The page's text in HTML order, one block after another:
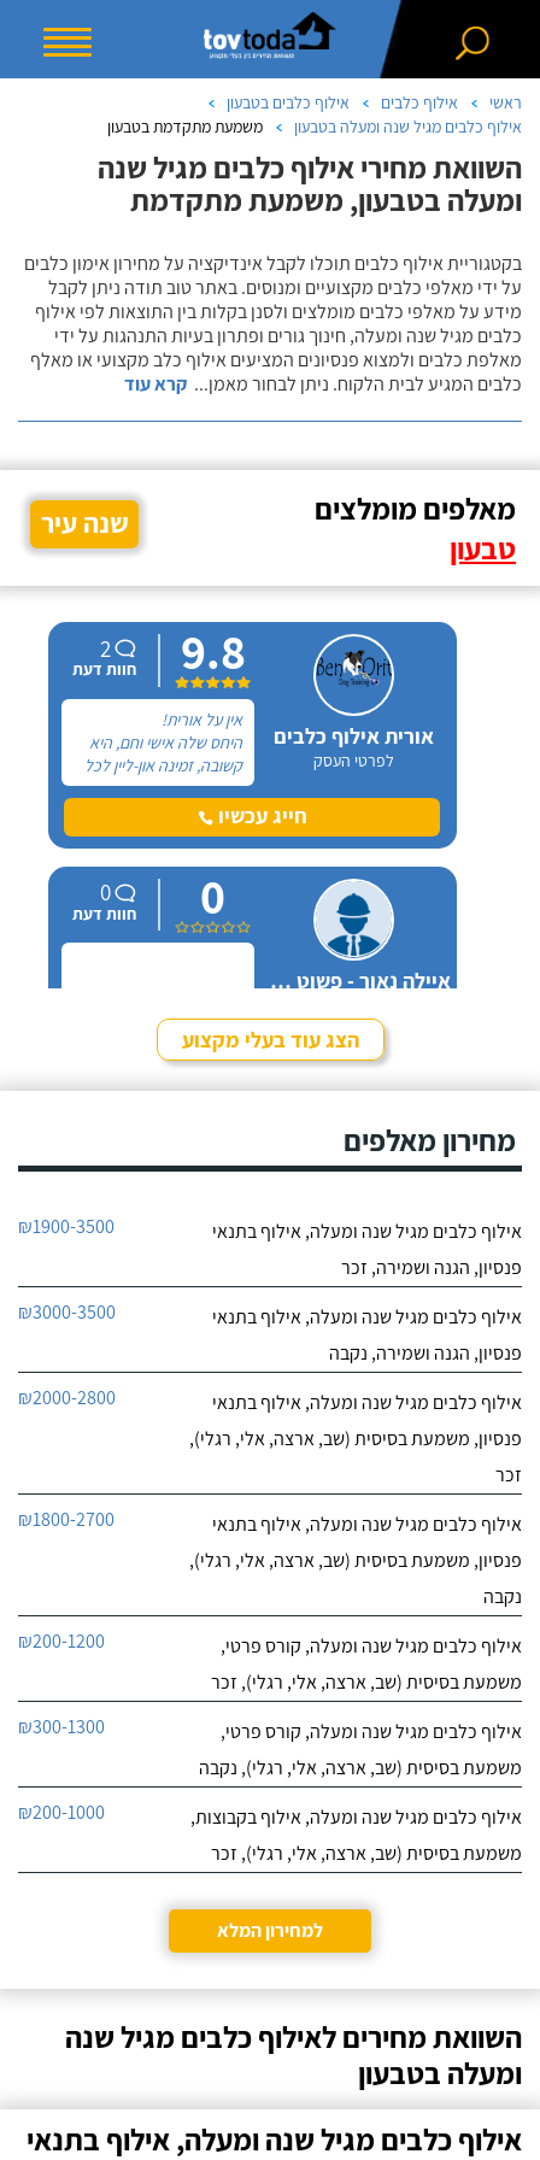
ראשי אילוף כלבים
אילוף כלבים בטבעון
אילוף כלבים מגיל שנה ומעלה בטבעון
משמעת מתקדמת בטבעון
השוואת מחירי אילוף כלבים מגיל שנה
ומעלה בטבעון, משמעת מתקדמת
בקטגוריית אילוף כלבים תוכלו לקבל אינדיקציה על מחירון אימון כלבים
על ידי מאלפי כלבים מקצועיים ומנוסים. באתר טוב תודה ניתן לקבל
מידע על מאלפי כלבים מומלצים ולסנן בקלות בין התוצאות לפי אילוף
כלבים מגיל שנה ומעלה, חינוך גורים ופתרון בעיות התנהגות על ידי
מאלפת כלבים ולמצוא פנסיונים המציעים אילוף כלב מקצועי או מאלף
כלבים המגיע לבית הלקוח. ניתן לבחור מאמן... קרא עוד
מאלפים מומלצים
טבעון
שנה עיר
אורית אילוף כלבים
לפרטי העסק
9.8
2
חוות דעת
אין על אורית!
היחס שלה אישי וחם, היא
קשובה, זמינה און-ליין לכל
שאלה ובאמת שמגיעות לה
רק מחמאות. אל אורית
פניתי בעקבות החלטה
הביתה, היא הסבירה לנו
בדיוק במה זה כרוך כדי
שנהיה בטוחים שאנחנו
מוכנים לעשות את הצעד
חייג עכשיו
איילה נאור - פשוט מאלפת בחיפה
0
0
חוות דעת
חייג עכשיו
ניצן אילוף כלבים על הכנרת
חייג עכשיו
הצג עוד בעלי מקצוע
מחירון מאלפים
אילוף כלבים מגיל שנה ומעלה, אילוף בתנאי
פנסיון, הגנה ושמירה, זכר
₪1900-3500
אילוף כלבים מגיל שנה ומעלה, אילוף בתנאי
פנסיון, הגנה ושמירה, נקבה
₪3000-3500
אילוף כלבים מגיל שנה ומעלה, אילוף בתנאי
פנסיון, משמעת בסיסית (שב, ארצה, אלי, רגלי),
זכר
₪2000-2800
אילוף כלבים מגיל שנה ומעלה, אילוף בתנאי
פנסיון, משמעת בסיסית (שב, ארצה, אלי, רגלי),
נקבה
₪1800-2700
אילוף כלבים מגיל שנה ומעלה, קורס פרטי,
משמעת בסיסית (שב, ארצה, אלי, רגלי), זכר
₪200-1200
אילוף כלבים מגיל שנה ומעלה, קורס פרטי,
משמעת בסיסית (שב, ארצה, אלי, רגלי), נקבה
₪300-1300
אילוף כלבים מגיל שנה ומעלה, אילוף בקבוצות,
משמעת בסיסית (שב, ארצה, אלי, רגלי), זכר
₪200-1000
למחירון המלא
השוואת מחירים לאילוף כלבים מגיל שנה
ומעלה בטבעון
אילוף כלבים מגיל שנה ומעלה, אילוף בתנאי